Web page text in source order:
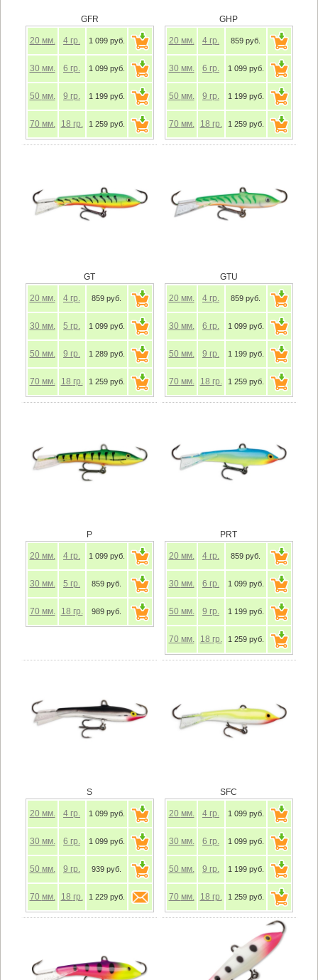
GFR
20 мм. 4 гр. 1 099 руб.
30 мм. 6 гр. 1 099 руб.
50 мм. 9 гр. 1 199 руб.
70 мм. 18 гр. 1 259 руб.
GHP
20 мм. 4 гр. 859 руб.
30 мм. 6 гр. 1 099 руб.
50 мм. 9 гр. 1 199 руб.
70 мм. 18 гр. 1 259 руб.
GT
20 мм. 4 гр. 859 руб.
30 мм. 5 гр. 1 099 руб.
50 мм. 9 гр. 1 289 руб.
70 мм. 18 гр. 1 259 руб.
GTU
20 мм. 4 гр. 859 руб.
30 мм. 6 гр. 1 099 руб.
50 мм. 9 гр. 1 199 руб.
70 мм. 18 гр. 1 259 руб.
P
20 мм. 4 гр. 1 099 руб.
30 мм. 5 гр. 859 руб.
70 мм. 18 гр. 989 руб.
PRT
20 мм. 4 гр. 859 руб.
30 мм. 6 гр. 1 099 руб.
50 мм. 9 гр. 1 199 руб.
70 мм. 18 гр. 1 259 руб.
S
20 мм. 4 гр. 1 099 руб.
30 мм. 6 гр. 1 099 руб.
50 мм. 9 гр. 939 руб.
70 мм. 18 гр. 1 229 руб.
SFC
20 мм. 4 гр. 1 099 руб.
30 мм. 6 гр. 1 099 руб.
50 мм. 9 гр. 1 199 руб.
70 мм. 18 гр. 1 259 руб.